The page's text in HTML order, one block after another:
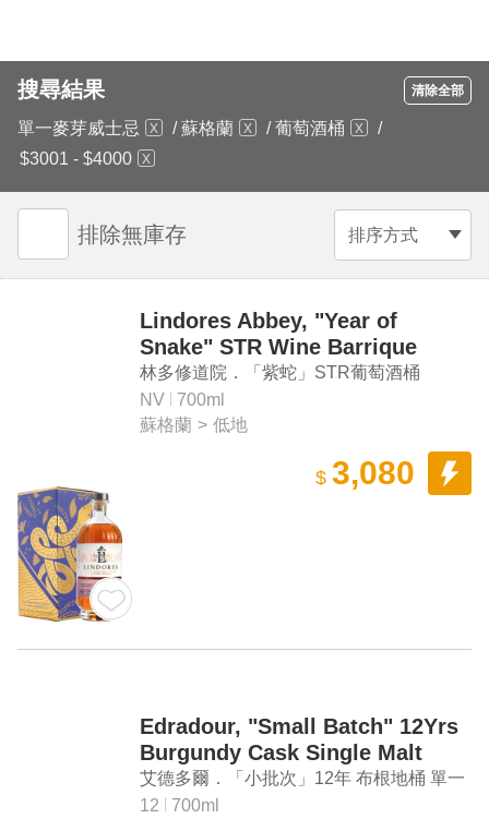
搜尋結果 清除全部
單一麥芽威士忌 / 蘇格蘭 / 葡萄酒桶
/
$3001 - $4000
排序方式
排除無庫存
Lindores Abbey, "Year of
Snake" STR Wine Barrique
#180544 Single Malt Whisky
林多修道院．「紫蛇」STR葡萄酒桶
#180544 單一麥芽威士忌
NV
700ml
蘇格蘭 > 低地
$ 3,080
Edradour, "Small Batch" 12Yrs
Burgundy Cask Single Malt
Whisky
艾德多爾．「小批次」12年 布根地桶 單一
麥芽威士忌
12
700ml